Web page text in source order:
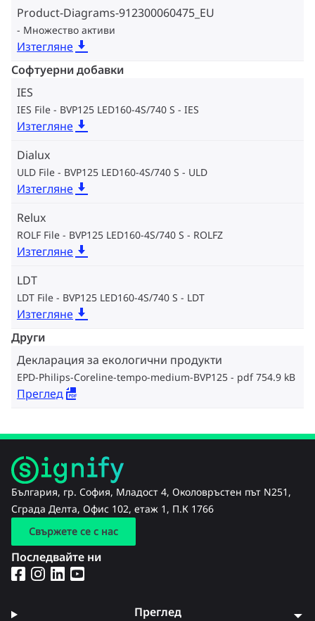
Product-Diagrams-912300060475_EU
Множество активи
Изтегляне
Софтуерни добавки
IES
IES File - BVP125 LED160-4S/740 S IES
Изтегляне
Dialux
ULD File - BVP125 LED160-4S/740 S ULD
Изтегляне
Relux
ROLF File - BVP125 LED160-4S/740 S ROLFZ
Изтегляне
LDT
LDT File - BVP125 LED160-4S/740 S LDT
Изтегляне
Други
Декларация за екологични продукти
EPD-Philips-Coreline-tempo-medium-BVP125 pdf 754.9 kB
Преглед
България, гр. София, Младост 4, Околовръстен път N251,
Сграда Делта, Офис 102, етаж 1, П.К 1766
Свържете се с нас
Последвайте ни
Преглед